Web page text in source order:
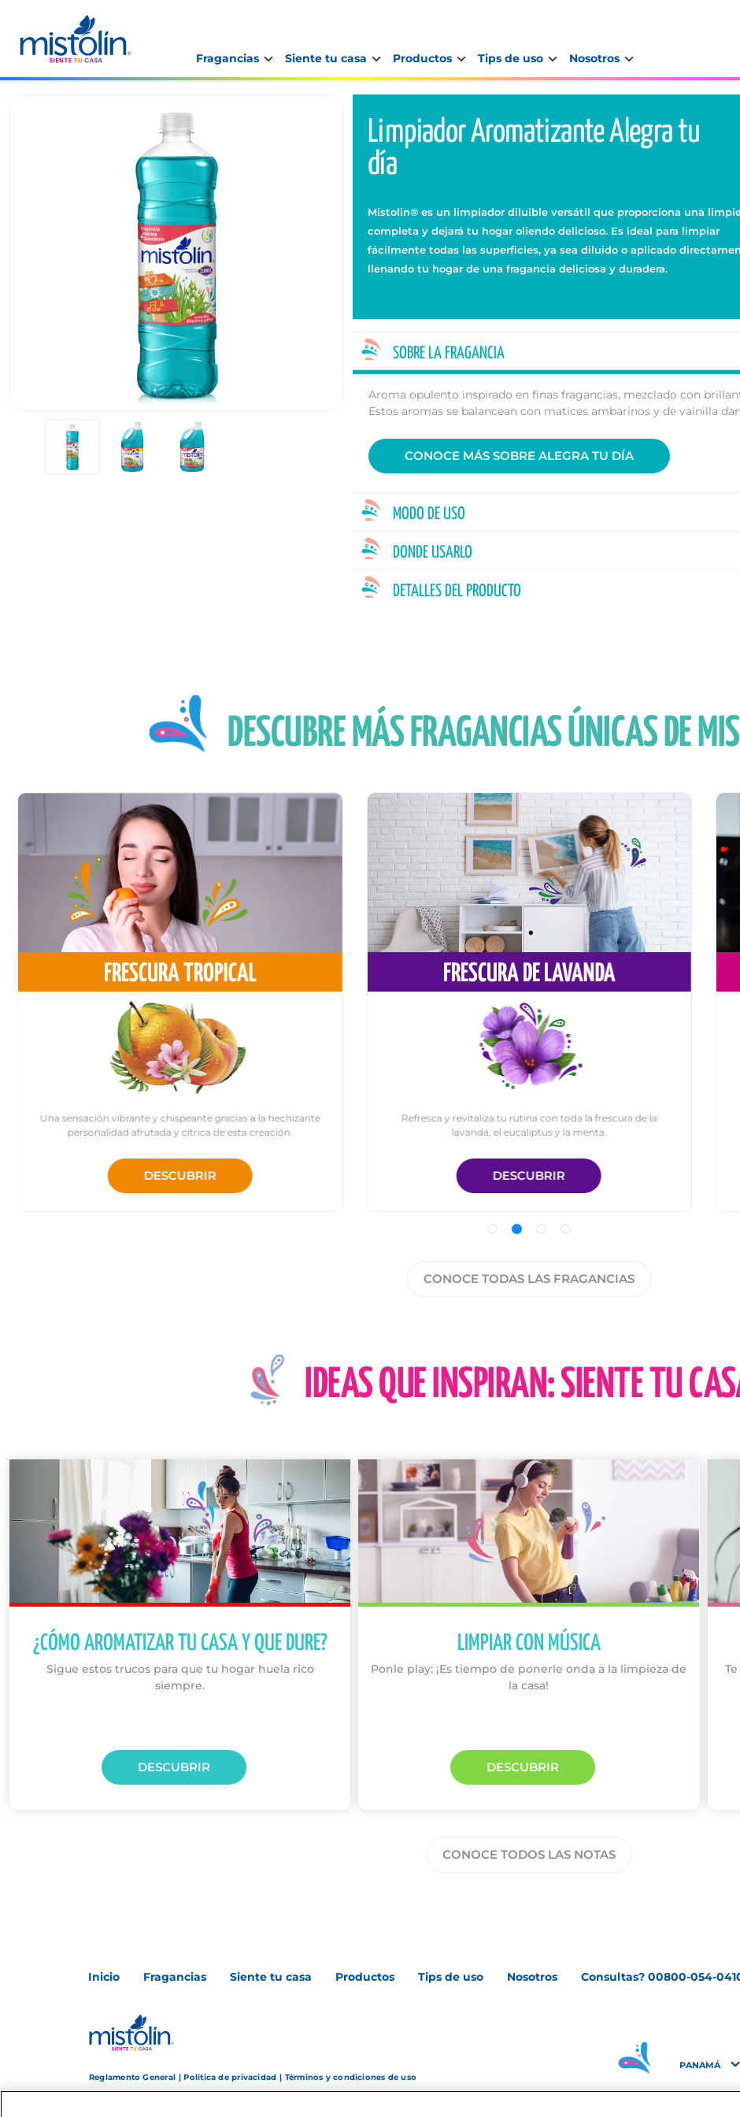
Fragancias Siente tu casa Productos Tips de uso Nosotros
Limpiador Aromatizante Alegra tu
día
Mistolin® es un limpiador diluible versátil que proporciona una
completa y dejará tu hogar oliendo delicioso. Es ideal para limpiar
fácilmente todas las superficies, ya sea diluido o aplicado
llenando tu hogar de una fragancia deliciosa y duradera.
SOBRE LA FRAGANCIA
Aroma opulento inspirado en finas fragancias, mezclado con
Estos aromas se balancean con matices ambarinos y de vainilla
CONOCE MÁS SOBRE ALEGRA TU DÍA
MODO DE USO
DONDE USARLO
DETALLES DEL PRODUCTO
DESCUBRE MÁS FRAGANCIAS ÚNICAS DE
FRESCURA TROPICAL
Una sensación vibrante y chispeante gracias a la hechizante
personalidad afrutada y cítrica de esta creación.
DESCUBRIR
FRESCURA DE LAVANDA
Refresca y revitaliza tu rutina con toda la frescura de la
lavanda, el eucaliptus y la menta.
DESCUBRIR
CONOCE TODAS LAS FRAGANCIAS
IDEAS QUE INSPIRAN: SIENTE TU
¿CÓMO AROMATIZAR TU CASA Y QUE DURE?
Sigue estos trucos para que tu hogar huela rico
siempre.
DESCUBRIR
LIMPIAR CON MÚSICA
Ponle play: ¡Es tiempo de ponerle onda a la limpieza de
la casa!
DESCUBRIR
CONOCE TODOS LAS NOTAS
Inicio Fragancias Siente tu casa Productos Tips de uso Nosotros Consultas? 00800-054-
Reglamento General |Política de privacidad | Términos y condiciones de uso
© Copyright 2025 The Clorox Company, Inc.
PANAMÁ